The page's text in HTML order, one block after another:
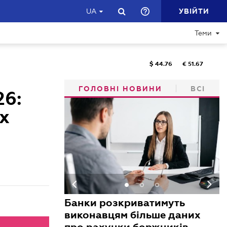
UA УВІЙТИ
Теми
$ 44.76 € 51.67
ГОЛОВНІ НОВИНИ ВСІ
Банки розкриватимуть
виконавцям більше даних